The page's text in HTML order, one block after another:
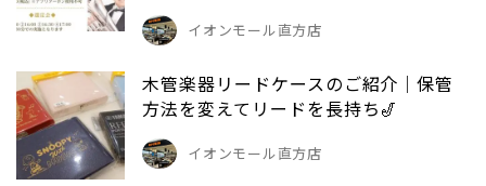
イオンモール直方店
木管楽器リードケースのご紹介｜保管
方法を変えてリードを長持ち🎷
イオンモール直方店